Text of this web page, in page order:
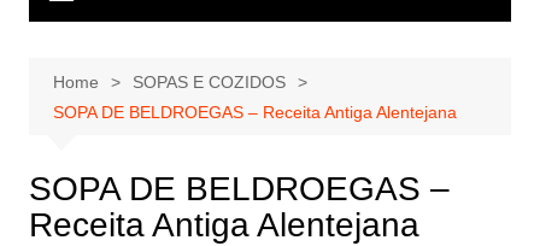
Home
SOPAS E COZIDOS
SOPA DE BELDROEGAS – Receita Antiga Alentejana
SOPA DE BELDROEGAS –
Receita Antiga Alentejana